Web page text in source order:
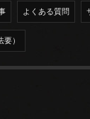
よくある質問
）